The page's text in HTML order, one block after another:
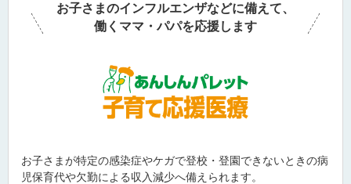
お子さまのインフルエンザなどに備えて、
働くママ・パパを応援します
お子さまが特定の感染症やケガで登校・登園できないときの病
児保育代や欠勤による収入減少へ備えられます。